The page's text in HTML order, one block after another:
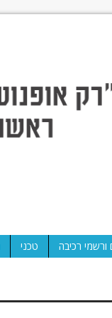
ורשמי רכיבה טכני